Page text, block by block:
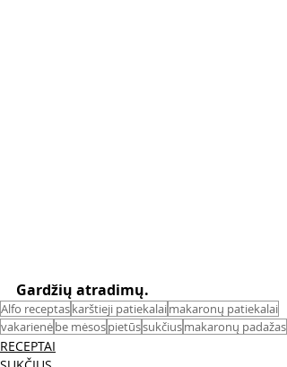
Gardžių atradimų.
Alfo receptaskarštieji patiekalaimakaronų patiekalai
vakarienėbe mėsospietūssukčiusmakaronų padažas
RECEPTAI